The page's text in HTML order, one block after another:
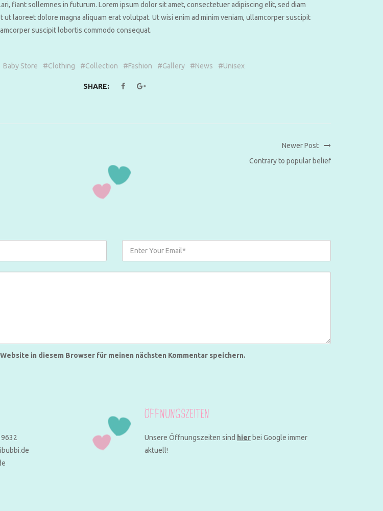
fiant sollemnes in futurum. Lorem ipsum dolor sit amet, consectetuer adipiscing elit, sed diam
ut laoreet dolore magna aliquam erat volutpat. Ut wisi enim ad minim veniam, ullamcorper suscipit
suscipit lobortis commodo consequat.
Baby Store #Clothing #Collection #Fashion #Gallery #News #Unisex
SHARE:
Newer Post
Contrary to popular belief
in diesem Browser für meinen nächsten Kommentar speichern.
ÖFFNUNGSZEITEN
Unsere Öffnungszeiten sind hier bei Google immer
aktuell!